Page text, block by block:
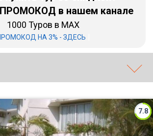
ПРОМОКОД в нашем канале
1000 Туров в MAX
НА 3% - ЗДЕСЬ
7.8